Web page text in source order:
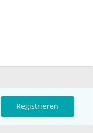
Registrieren
Ressourcen